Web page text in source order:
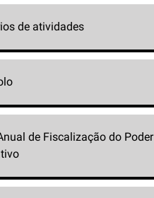
de atividades
de Fiscalização do Poder